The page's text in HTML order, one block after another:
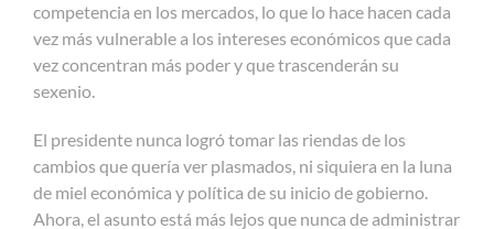
competencia en los mercados, lo que lo hace hacen cada
vez más vulnerable a los intereses económicos que cada
vez concentran más poder y que trascenderán su
sexenio.
El presidente nunca logró tomar las riendas de los
cambios que quería ver plasmados, ni siquiera en la luna
de miel económica y política de su inicio de gobierno.
Ahora, el asunto está más lejos que nunca de administrar